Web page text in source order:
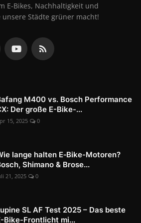
E-Bikes, Nachhaltigkeit und
Städte grüner macht!
M400 vs. Bosch Performance
Der große E-Bike-...
15, 2025 0
lange halten E‑Bike-Motoren?
Shimano & Brose...
21, 2025 0
SL AF Test 2025 – Das beste
Bike-Frontlicht mi...